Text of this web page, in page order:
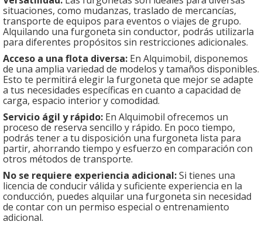
situaciones, como mudanzas, traslado de mercancías,
transporte de equipos para eventos o viajes de grupo.
Alquilando una furgoneta sin conductor, podrás utilizarla
para diferentes propósitos sin restricciones adicionales.
Acceso a una flota diversa: En Alquimobil, disponemos
de una amplia variedad de modelos y tamaños disponibles.
Esto te permitirá elegir la furgoneta que mejor se adapte
a tus necesidades específicas en cuanto a capacidad de
carga, espacio interior y comodidad.
Servicio ágil y rápido: En Alquimobil ofrecemos un
proceso de reserva sencillo y rápido. En poco tiempo,
podrás tener a tu disposición una furgoneta lista para
partir, ahorrando tiempo y esfuerzo en comparación con
otros métodos de transporte.
No se requiere experiencia adicional:Si tienes una
licencia de conducir válida y suficiente experiencia en la
conducción, puedes alquilar una furgoneta sin necesidad
de contar con un permiso especial o entrenamiento
adicional.